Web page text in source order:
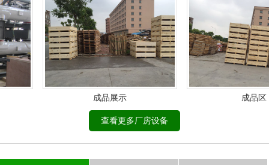
成品展示 成品区
查看更多厂房设备